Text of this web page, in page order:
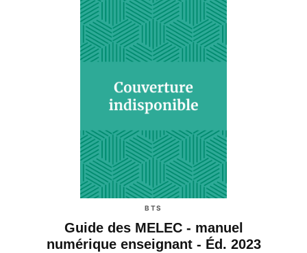
BTS
Guide des MELEC - manuel
numérique enseignant - Éd. 2023